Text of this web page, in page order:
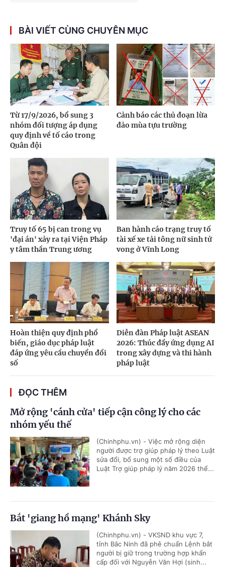
BÀI VIẾT CÙNG CHUYÊN MỤC
Từ 17/9/2026, bổ sung 3
nhóm đối tượng áp dụng
quy định về tố cáo trong
Quân đội
Cảnh báo các thủ đoạn lừa
đảo mùa tựu trường
Truy tố 65 bị can trong vụ
'đại án' xảy ra tại Viện Pháp
y tâm thần Trung ương
Ban hành cáo trạng truy tố
tài xế xe tải tông nữ sinh tử
vong ở Vĩnh Long
Hoàn thiện quy định phổ
biến, giáo dục pháp luật
đáp ứng yêu cầu chuyển đổi
số
Diễn đàn Pháp luật ASEAN
2026: Thúc đẩy ứng dụng AI
trong xây dựng và thi hành
pháp luật
ĐỌC THÊM
Mở rộng 'cánh cửa' tiếp cận công lý cho các
nhóm yếu thế
(Chinhphu.vn) - Việc mở rộng diện
người được trợ giúp pháp lý theo Luật
sửa đổi, bổ sung một số điều của
Luật Trợ giúp pháp lý năm 2026 thể...
Bắt 'giang hồ mạng' Khánh Sky
(Chinhphu.vn) - VKSND khu vực 7,
tỉnh Bắc Ninh đã phê chuẩn Lệnh bắt
người bị giữ trong trường hợp khẩn
cấp đối với Nguyễn Văn Hợi (sinh...